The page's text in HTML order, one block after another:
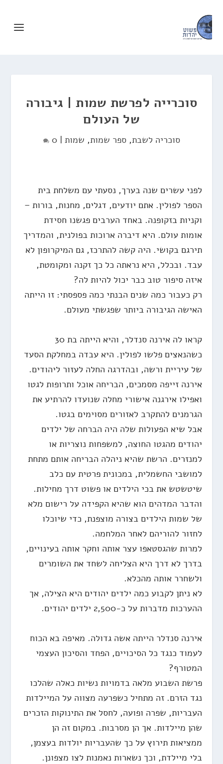
סוכרייה לפרשת שמות | גיבורה
של העולם
סוכריה לשבת,ספר שמות, שמות |
0
לפני עשרים שנה בערך, נסעתי עם משלחת בית
הספר לפולין. אתם יודעים, דגלים, מחנות, בורות –
וקניות בזקופנה. באחד הערבים פגשנו חסידת
אומות עולם. היא דיברה ארוכות בפולנית, והמדריך
תירגם בקושי. היה קשה להתרכז, גם המיקרופון לא
עבד. ובכלל, היא נראתה כל כך זקנה ומקומטת,
איזה סיפור טוב כבר יכול להיות לה?
רק כעבור כמה שנים הבנתי כמה פספסתי: זו הייתה
האישה הגיבורה ביותר שפגשתי מעולם.
קראו לה אירנה סנדלר, והיא הייתה בת 30
כשהנאצים פלשו לפולין. היא עבדה במחלקת הסעד
של עיריית ורשה, ובהדרגה החלה לעזור ליהודים.
אירנה זייפה מסמכים, הבריחה אוכל ותרופות לגטו
ואפילו אירגנה אישורי מחלה שנועדו להרתיע את
הגרמנים להתקרב לאזורים מסוימים בגטו.
אבל שיא הפעולות שלה היה הברחה של ילדים
יהודים מהגטו החוצה, למשפחות נוצריות או
למנזרים. הרשת שהיא ניהלה הבריחה אותם מתחת
למושבי החשמלית, במכונית פרטית עם כלב
שיטשטש את בכי הילדים או פשוט דרך מחילות.
והדבר המדהים הוא שהיא הקפידה על רישום מלא
של שמות הילדים בצורה מוצפנת, כדי שיוכלו
לחזור להוריהם לאחר המלחמה.
למרות שהגסטאפו עצר אותה וחקר אותה בעינויים,
בדרך לא דרך היא הצליחה לשחד את השומרים
ולשחרר אותה מהכלא.
לא ניתן לקבוע כמה ילדים יהודים היא הצילה, אך
ההערכות מדברות על כ-2,500 ילדים יהודים.
אירנה סנדלר הייתה אשה גדולה. מאיפה בא הכוח
לעמוד כנגד כל הסיכויים, הפחד והסיכון העצמי
המטורף?
פרשת השבוע מלאה בדמויות נשיות כאלה שהלכו
נגד הזרם. זה מתחיל כשפרעה מצווה על המיילדות
העבריות, שפרה ופועה, לחסל את התינוקות הזכרים
שהן מיילדות. אך הן מסרבות. במקום זה הן
ממציאות תירוץ על כך שהעבריות יולדות בעצמן,
בלי מיילדת, וכך נשארות נאמנות לצו מצפונן.